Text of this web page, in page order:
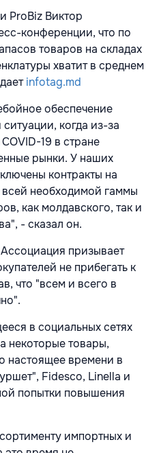
ProBiz Виктор
конференции, что по
товаров на складах
хватит в среднем
infotag.md
обеспечение
когда из-за
19 в стране
рынки. У наших
контракты на
необходимой гаммы
как молдавского, так и
- сказал он.
призывает
не прибегать к
что "всем и всего в
в социальных сетях
некоторые товары,
настоящее времени в
Fidesco, Linella и
попытки повышения
импортных и